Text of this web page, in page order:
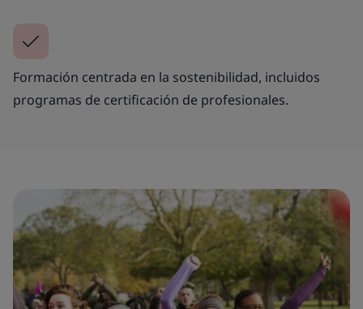
Formación centrada en la sostenibilidad, incluidos
programas de certificación de profesionales.